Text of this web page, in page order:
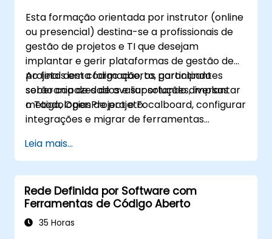
Esta formação orientada por instrutor (online
ou presencial) destina-se a profissionais de
gestão de projetos e TI que desejam
implantar e gerir plataformas de gestão de
projetos em código aberto, garantindo
soberania de dados e suportando diversas
metodologias de projeto.
Ao final desta formação, os participantes
serão capazes de avaliar soluções, implantar
o Taiga, OpenProject e Focalboard, configurar
integrações e migrar de ferramentas
Leia mais...
Rede Definida por Software com
Ferramentas de Código Aberto
35 Horas